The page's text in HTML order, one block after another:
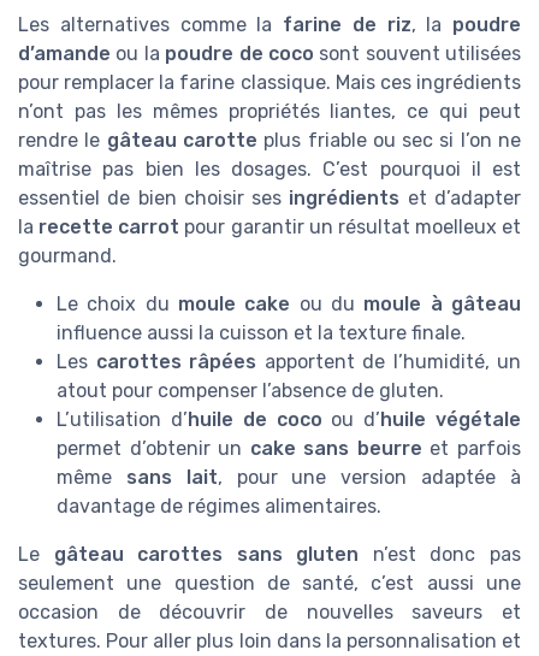
Les alternatives comme la farine de riz, la poudre
d’amande ou la poudre de coco sont souvent utilisées
pour remplacer la farine classique. Mais ces ingrédients
n’ont pas les mêmes propriétés liantes, ce qui peut
rendre le gâteau carotte plus friable ou sec si l’on ne
maîtrise pas bien les dosages. C’est pourquoi il est
essentiel de bien choisir ses ingrédients et d’adapter
la recette carrot pour garantir un résultat moelleux et
gourmand.
Le choix du moule cake ou du moule à gâteau
influence aussi la cuisson et la texture finale.
Les carottes râpées apportent de l’humidité, un
atout pour compenser l’absence de gluten.
L’utilisation d’huile de coco ou d’huile végétale
permet d’obtenir un cake sans beurre et parfois
même sans lait, pour une version adaptée à
davantage de régimes alimentaires.
Le gâteau carottes sans gluten n’est donc pas
seulement une question de santé, c’est aussi une
occasion de découvrir de nouvelles saveurs et
textures. Pour aller plus loin dans la personnalisation et